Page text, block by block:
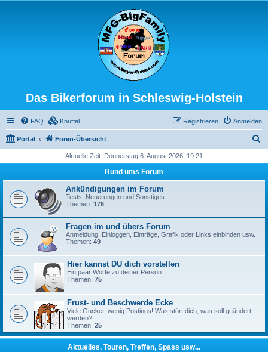
Das Bikerforum in Schleswig-Holstein
FAQ Knuffel Anmelden
Registrieren
Portal Foren-Übersicht
h
Aktuelle Zeit: Donnerstag 6. August 2026, 19:21
Rund ums Forum
Ankündigungen im Forum
Tests, Neuerungen und Sonstiges
Themen: 176
Fragen im und übers Forum
Anmeldung, Einloggen, Einträge, Grafik oder Links einbinden usw.
Themen: 49
Hier kannst DU dich vorstellen
Ein paar Worte zu deiner Person
Themen: 75
Frust- und Beschwerde Ecke
Viele Gucker, wenig Postings! Was stört dich, was soll geändert
werden?
Themen: 25
Aktuelles, Touren, Treffen, Spass usw...